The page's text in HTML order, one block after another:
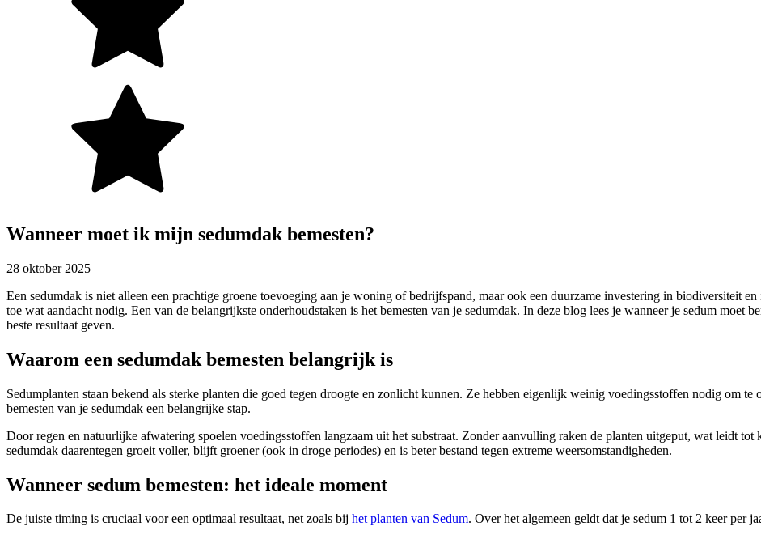
Wanneer moet ik mijn sedumdak bemesten?
28 oktober 2025
Een sedumdak is niet alleen een prachtige groene toevoeging aan je woning of bedrijfspand, maar ook een duurzame investering in biodiversiteit
toe wat aandacht nodig. Een van de belangrijkste onderhoudstaken is het bemesten van je sedumdak. In deze blog lees je wanneer je sedum moet
beste resultaat geven.
Waarom een sedumdak bemesten belangrijk is
Sedumplanten staan bekend als sterke planten die goed tegen droogte en zonlicht kunnen. Ze hebben eigenlijk weinig voedingsstoffen nodig om
bemesten van je sedumdak een belangrijke stap.
Door regen en natuurlijke afwatering spoelen voedingsstoffen langzaam uit het substraat. Zonder aanvulling raken de planten uitgeput, wat leidt
sedumdak daarentegen groeit voller, blijft groener (ook in droge periodes) en is beter bestand tegen extreme weersomstandigheden.
Wanneer sedum bemesten: het ideale moment
De juiste timing is cruciaal voor een optimaal resultaat, net zoals bij het planten van Sedum. Over het algemeen geldt dat je sedum 1 tot 2 keer per